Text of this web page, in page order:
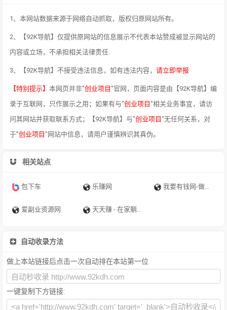
1、本网站数据来源于网络自动抓取，版权归原网站所有。
2、【92K导航】仅提供原网站的信息展示不代表本站赞成被显示网站的
内容或立场，不承担相关法律责任.
3、【92K导航】不接受违法信息，如有违法内容， 请立即举报
【特别提示】 本网页并非"创业项目 "官网，页面内容是由【92K导航】编
录于互联网，只作展示之用；如果有与"创业项目 "相关业务事宜，请访
问其网站并获取联系方式；【92K导航】与"创业项目 "无任何关系，对
于"创业项目 "网站中信息，请用户谨慎辨识其真伪。
相关站点
包下车 乐赚网 我要有钱网-做个俗人，贪财好色
爱副业资源网 天天赚 - 在家躺着也有钱赚
自动收录方法
做上本站链接后点击一次自动排在本站第一位
一键复制下方链接: